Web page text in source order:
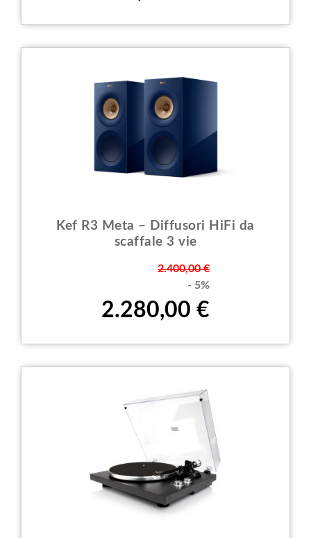
Kef R3 Meta – Diffusori HiFi da
scaffale 3 vie
2.400,00 €
- 5%
2.280,00 €